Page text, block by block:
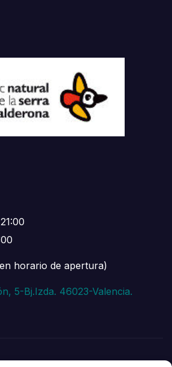
horario de apertura)
5-Bj.Izda. 46023-Valencia.